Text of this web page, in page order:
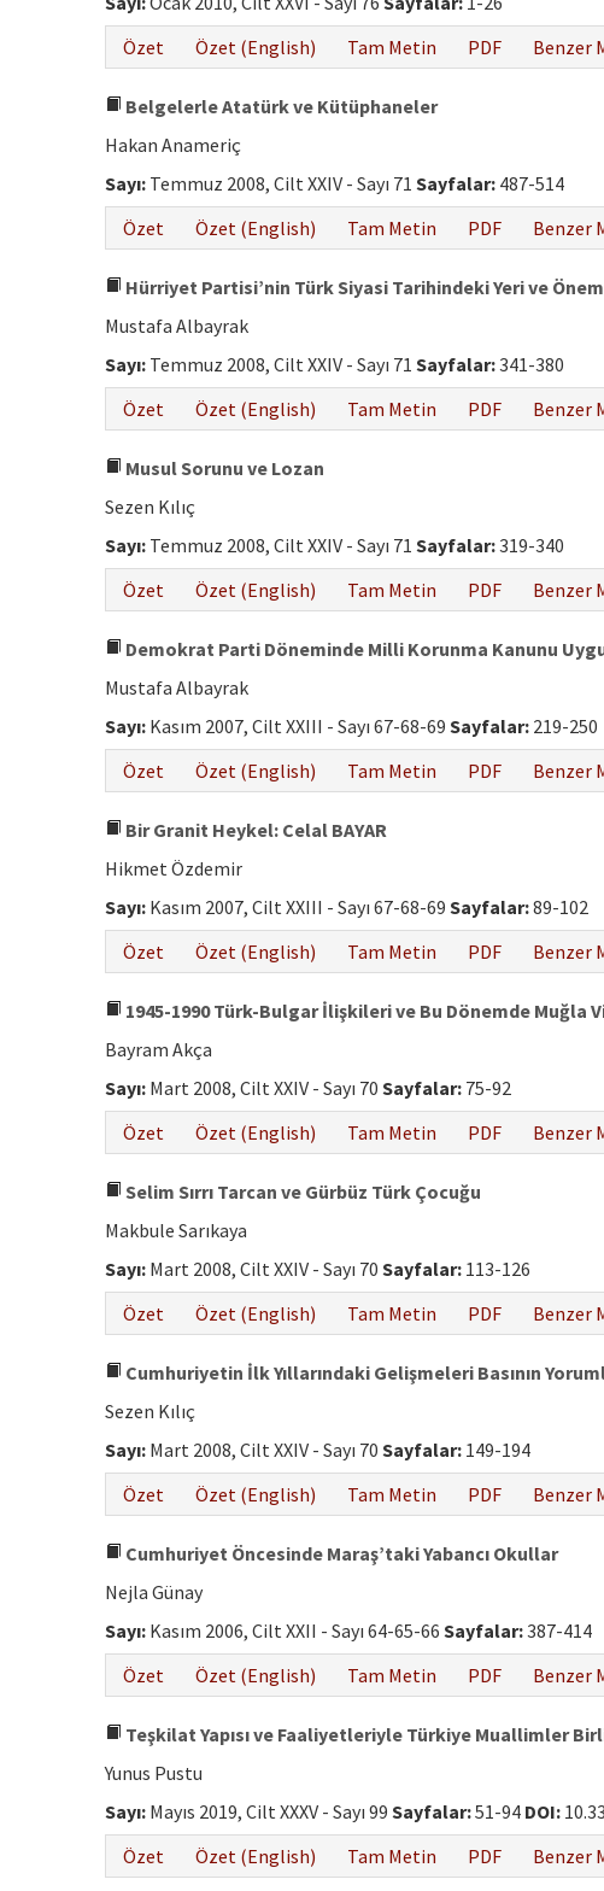
Özet
Özet (English) Tam Metin PDF Benzer
Belgelerle Atatürk ve Kütüphaneler
Hakan Anameriç
Sayı: Temmuz 2008, Cilt XXIV - Sayı 71 Sayfalar: 487-514
Özet
Özet (English) Tam Metin PDF Benzer
Hürriyet Partisi’nin Türk Siyasi Tarihindeki Yeri ve
Mustafa Albayrak
Sayı: Temmuz 2008, Cilt XXIV - Sayı 71 Sayfalar:341-380
Özet
Özet (English) Tam Metin PDF Benzer
Musul Sorunu ve Lozan
Sezen Kılıç
Sayı: Temmuz 2008, Cilt XXIV - Sayı 71 Sayfalar:319-340
Özet
Özet (English) Tam Metin PDF Benzer
Demokrat Parti Döneminde Milli Korunma Kanunu
Mustafa Albayrak
Sayı: Kasım 2007, Cilt XXIII - Sayı 67-68-69 Sayfalar: 219-250
Özet
Özet (English) Tam Metin PDF Benzer
Bir Granit Heykel: Celal BAYAR
Hikmet Özdemir
Sayı: Kasım 2007, Cilt XXIII - Sayı 67-68-69 Sayfalar:89-102
Özet
Özet (English) Tam Metin PDF Benzer
1945-1990 Türk-Bulgar İlişkileri ve Bu Dönemde
Bayram Akça
Sayı: Mart 2008, Cilt XXIV - Sayı 70 Sayfalar: 75-92
Özet
Özet (English) Tam Metin PDF Benzer
Selim Sırrı Tarcan ve Gürbüz Türk Çocuğu
Makbule Sarıkaya
Sayı: Mart 2008, Cilt XXIV - Sayı 70 Sayfalar: 113-126
Özet
Özet (English) Tam Metin PDF Benzer
Cumhuriyetin İlk Yıllarındaki Gelişmeleri Basının
Sezen Kılıç
Sayı: Mart 2008, Cilt XXIV - Sayı 70 Sayfalar: 149-194
Özet
Özet (English) Tam Metin PDF Benzer
Cumhuriyet Öncesinde Maraş’taki Yabancı Okullar
Nejla Günay
Sayı: Kasım 2006, Cilt XXII - Sayı 64-65-66 Sayfalar:387-414
Özet
Özet (English) Tam Metin PDF Benzer
Teşkilat Yapısı ve Faaliyetleriyle Türkiye Muallimler
Yunus Pustu
Sayı: Mayıs 2019, Cilt XXXV - Sayı 99 Sayfalar:51-94 DOI:
Özet
Özet (English) Tam Metin PDF Benzer